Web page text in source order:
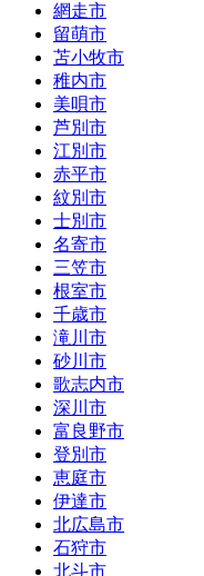
網走市
留萌市
苫小牧市
稚内市
美唄市
芦別市
江別市
赤平市
紋別市
士別市
名寄市
三笠市
根室市
千歳市
滝川市
砂川市
歌志内市
深川市
富良野市
登別市
恵庭市
伊達市
北広島市
石狩市
北斗市